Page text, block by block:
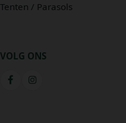
Tenten / Parasols
VOLG ONS